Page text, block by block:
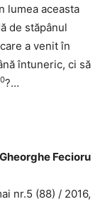
lumea aceasta
de stăpânul
a venit în
întuneric, ci să
?…
Gheorghe Fecioru
nr.5 (88) / 2016,